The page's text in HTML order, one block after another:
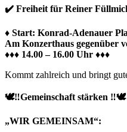
✔️ Freiheit für Reiner
♦️ Start: Konrad-Adenauer
Am Konzerthaus gegenüber
♦️♦️♦️ 14.00 – 16.00 Uhr ♦️♦️♦️
Kommt zahlreich und bringt
🕊‼️Gemeinschaft stärken ‼️🕊
„WIR GEMEINSAM“: